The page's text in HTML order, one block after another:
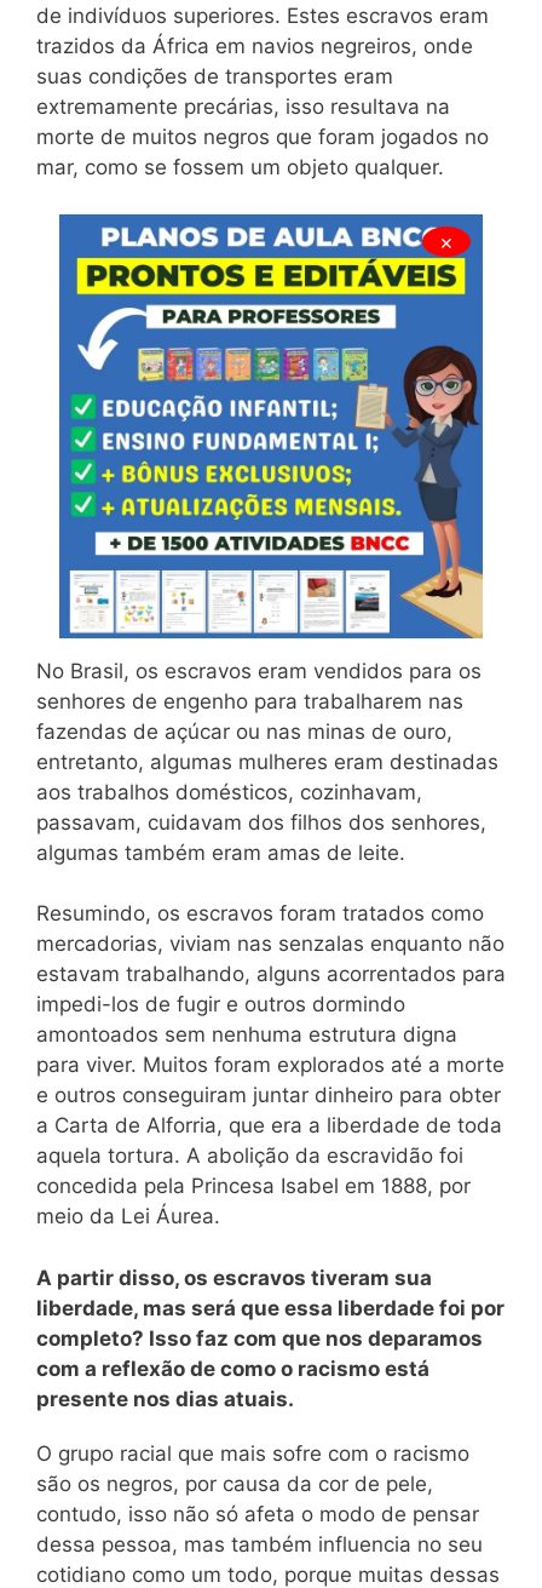
de indivíduos superiores. Estes escravos eram
trazidos da África em navios negreiros, onde
suas condições de transportes eram
extremamente precárias, isso resultava na
morte de muitos negros que foram jogados no
mar, como se fossem um objeto qualquer.
×
No Brasil, os escravos eram vendidos para os
senhores de engenho para trabalharem nas
fazendas de açúcar ou nas minas de ouro,
entretanto, algumas mulheres eram destinadas
aos trabalhos domésticos, cozinhavam,
passavam, cuidavam dos filhos dos senhores,
algumas também eram amas de leite.
Resumindo, os escravos foram tratados como
mercadorias, viviam nas senzalas enquanto não
estavam trabalhando, alguns acorrentados para
impedi-los de fugir e outros dormindo
amontoados sem nenhuma estrutura digna
para viver. Muitos foram explorados até a morte
e outros conseguiram juntar dinheiro para obter
a Carta de Alforria, que era a liberdade de toda
aquela tortura. A abolição da escravidão foi
concedida pela Princesa Isabel em 1888, por
meio da Lei Áurea.
A partir disso, os escravos tiveram sua
liberdade, mas será que essa liberdade foi por
completo? Isso faz com que nos deparamos
com a reflexão de como o racismo está
presente nos dias atuais.
O grupo racial que mais sofre com o racismo
são os negros, por causa da cor de pele,
contudo, isso não só afeta o modo de pensar
dessa pessoa, mas também influencia no seu
cotidiano como um todo, porque muitas dessas